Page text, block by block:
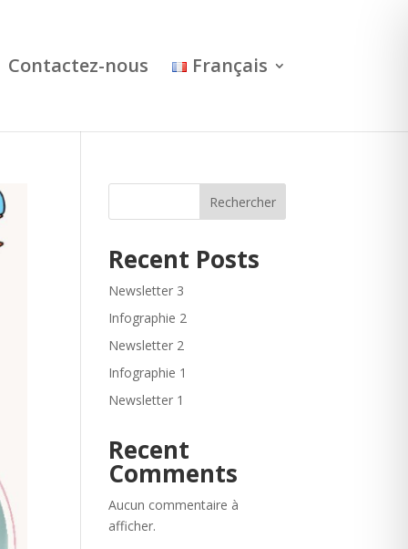
Contactez-nous Français
Rechercher
Recent Posts
Newsletter 3
Infographie 2
Newsletter 2
Infographie 1
Newsletter 1
Recent
Comments
Aucun commentaire à
afficher.